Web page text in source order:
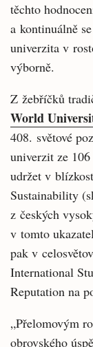
těchto
a kontinuálně
univerzita v
výborně.
Z žebříčků
World
408. světové
univerzit ze
udržet v
Sustainability
z českých
v tomto
pak v
International
Reputation na
„Přelomovým
obrovského